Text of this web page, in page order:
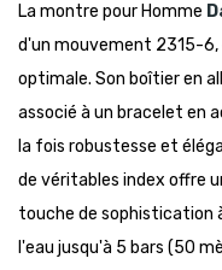
La montre pour Homme
d'un mouvement 2315-6,
optimale. Son boîtier en
associé à un bracelet en
la fois robustesse et
de véritables index offre
touche de sophistication
l'eau jusqu'à 5 bars (50